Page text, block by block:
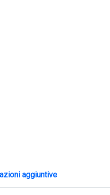
aggiuntive